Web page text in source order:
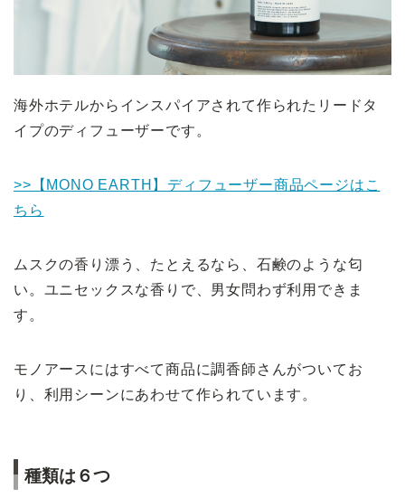
海外ホテルからインスパイアされて作られたリードタ
イプのディフューザーです。
>>【MONO EARTH】ディフューザー商品ページはこ
ちら
ムスクの香り漂う、たとえるなら、石鹸のような匂
い。ユニセックスな香りで、男女問わず利用できま
す。
モノアースにはすべて商品に調香師さんがついてお
り、利用シーンにあわせて作られています。
種類は６つ